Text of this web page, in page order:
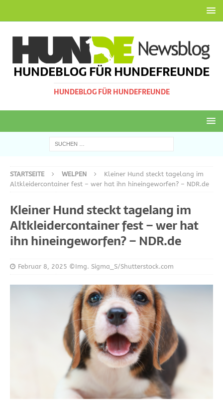
HUNDEBLOG FÜR HUNDEFREUNDE
HUNDEBLOG FÜR HUNDEFREUNDE
STARTSEITE WELPEN
Kleiner Hund steckt tagelang im
Altkleidercontainer fest – wer hat ihn hineingeworfen? – NDR.de
Kleiner Hund steckt tagelang im
Altkleidercontainer fest – wer hat
ihn hineingeworfen? – NDR.de
Februar 8, 2025 ©Img. Sigma_S/Shutterstock.com